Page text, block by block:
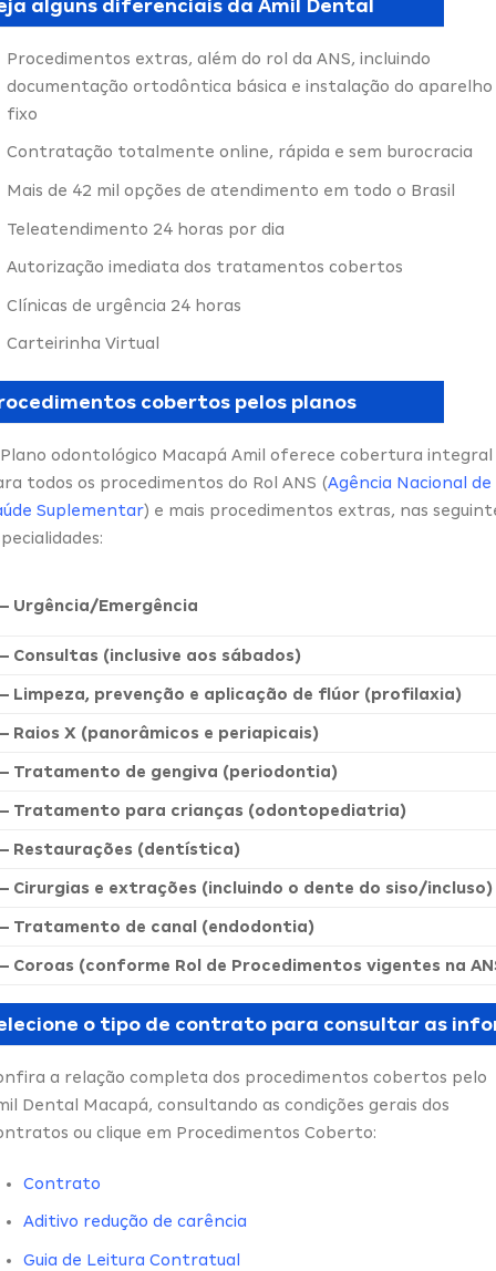
alguns diferenciais da Amil Dental
Procedimentos extras, além do rol da ANS, incluindo
documentação ortodôntica básica e instalação do aparelho
fixo
Contratação totalmente online, rápida e sem burocracia
Mais de 42 mil opções de atendimento em todo o Brasil
Teleatendimento 24 horas por dia
Autorização imediata dos tratamentos cobertos
Clínicas de urgência 24 horas
Carteirinha Virtual
cobertos pelos planos
odontológico Macapá Amil oferece cobertura integral
todos os procedimentos do Rol ANS (Agência Nacional de
Suplementar) e mais procedimentos extras, nas
– Urgência/Emergência
– Consultas (inclusive aos sábados)
– Limpeza, prevenção e aplicação de flúor (profilaxia)
– Raios X (panorâmicos e periapicais)
– Tratamento de gengiva (periodontia)
– Tratamento para crianças (odontopediatria)
– Restaurações (dentística)
– Cirurgias e extrações (incluindo o dente do siso/incluso)
– Tratamento de canal (endodontia)
– Coroas (conforme Rol de Procedimentos vigentes na
o tipo de contrato para consultar as
a relação completa dos procedimentos cobertos pelo
Dental Macapá, consultando as condições gerais dos
ou clique em Procedimentos Coberto:
Contrato
Aditivo redução de carência
Guia de Leitura Contratual